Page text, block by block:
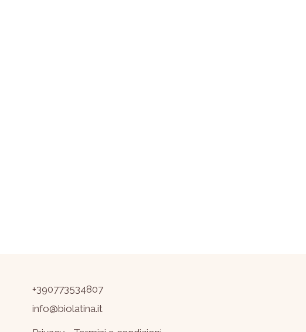
+390773534807
info@biolatina.it